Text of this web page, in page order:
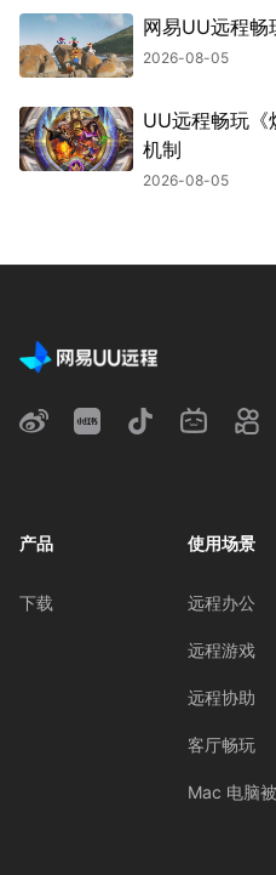
网易UU远程畅
2026-08-05
UU远程畅玩《
机制
2026-08-05
产品
下载
使用场景
远程办公
远程游戏
远程协助
客厅畅玩
Mac 电脑